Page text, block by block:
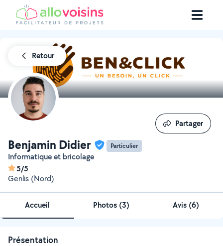
Retour
Benjamin Didier Particulier
Informatique et bricolage
5/5
Genlis (Nord)
Partager
Partager
Accueil Photos (3) Avis (6)
Présentation